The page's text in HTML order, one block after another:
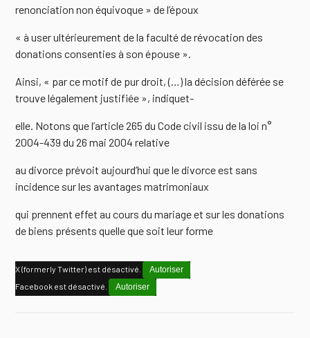
renonciation non équivoque » de l’époux
« à user ultérieurement de la faculté de révocation des
donations consenties à son épouse ».
Ainsi, « par ce motif de pur droit, (…) la décision déférée se
trouve légalement justifiée », indiquet-
elle. Notons que l’article 265 du Code civil issu de la loi n°
2004-439 du 26 mai 2004 relative
au divorce prévoit aujourd’hui que le divorce est sans
incidence sur les avantages matrimoniaux
qui prennent effet au cours du mariage et sur les donations
de biens présents quelle que soit leur forme
X (formerly Twitter) est désactivé.
Autoriser
Facebook est désactivé.
Autoriser